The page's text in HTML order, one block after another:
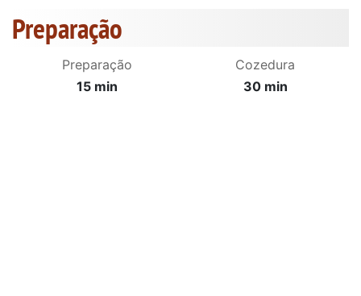
Preparação
Preparação
15 min
Cozedura
30 min